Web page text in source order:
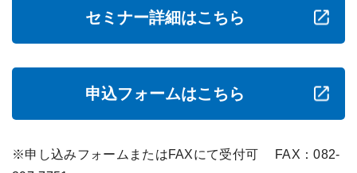
セミナー詳細はこちら
申込フォームはこちら
※申し込みフォームまたはFAXにて受付可 FAX：082-